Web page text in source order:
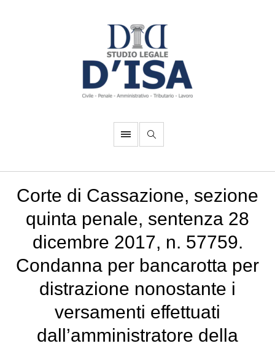
Corte di Cassazione, sezione
quinta penale, sentenza 28
dicembre 2017, n. 57759.
Condanna per bancarotta per
distrazione nonostante i
versamenti effettuati
dall’amministratore della